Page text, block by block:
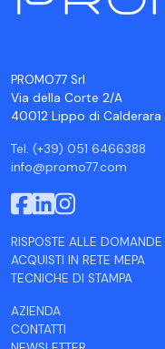
PROMO77 Srl
Via della Corte 2/A
40012 Lippo di Calderara
Tel. (+39) 051 6466388
info@promo77.com
RISPOSTE ALLE DOMANDE
ACQUISTI IN RETE MEPA
TECNICHE DI STAMPA
AZIENDA
CONTATTI